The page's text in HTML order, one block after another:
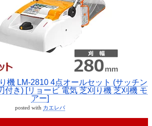
機 LM-2810 4点オールセット (サッチン
付き) [リョービ 電気 芝刈り機 芝刈機 モ
アー]
posted with カエレバ